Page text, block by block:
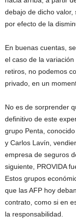
debajo de dicho
por efecto de la
En buenas cuentas,
el caso de la
retiros, no podemos
privado, en un
No es de sorprender
definitivo de este
grupo Penta,
y Carlos Lavín,
empresa de seguros
siguiente, PROVIDA
Estos grupos
que las AFP hoy
contrato, como si en
la responsabilidad.